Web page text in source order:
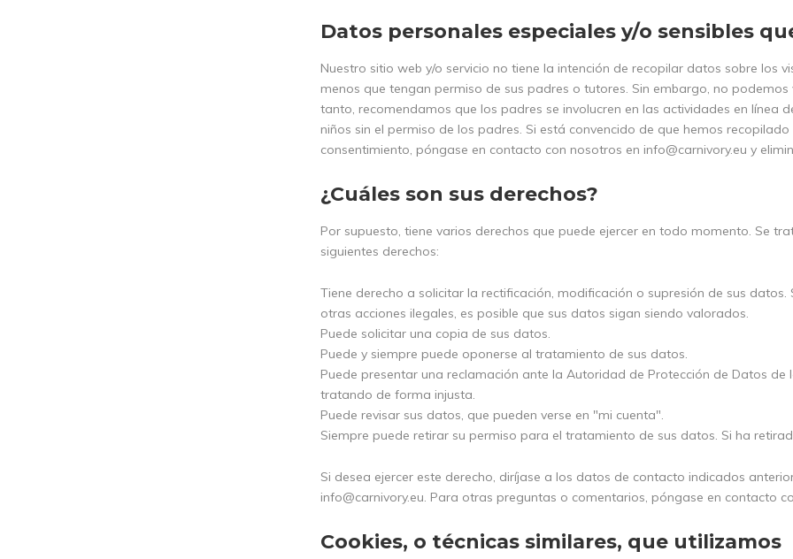
Datos personales especiales y/o sensibles
Nuestro sitio web y/o servicio no tiene la intención de recopilar datos sobre los
menos que tengan permiso de sus padres o tutores. Sin embargo, no
tanto, recomendamos que los padres se involucren en las actividades en línea
niños sin el permiso de los padres. Si está convencido de que hemos
consentimiento, póngase en contacto con nosotros en info@carnivory.eu y
¿Cuáles son sus derechos?
Por supuesto, tiene varios derechos que puede ejercer en todo momento. Se
siguientes derechos:
Tiene derecho a solicitar la rectificación, modificación o supresión de sus
otras acciones ilegales, es posible que sus datos sigan siendo valorados.
Puede solicitar una copia de sus datos.
Puede y siempre puede oponerse al tratamiento de sus datos.
Puede presentar una reclamación ante la Autoridad de Protección de Datos
tratando de forma injusta.
Puede revisar sus datos, que pueden verse en "mi cuenta".
Siempre puede retirar su permiso para el tratamiento de sus datos. Si ha
Si desea ejercer este derecho, diríjase a los datos de contacto indicados
info@carnivory.eu. Para otras preguntas o comentarios, póngase en contacto
Cookies, o técnicas similares, que utilizamos